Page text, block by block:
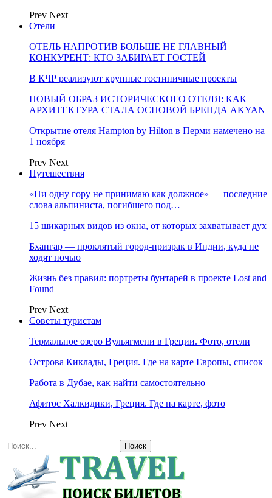
Prev Next
Отели
ОТЕЛЬ НАПРОТИВ БОЛЬШЕ НЕ ГЛАВНЫЙ
КОНКУРЕНТ: КТО ЗАБИРАЕТ ГОСТЕЙ
В КЧР реализуют крупные гостиничные проекты
НОВЫЙ ОБРАЗ ИСТОРИЧЕСКОГО ОТЕЛЯ: КАК
АРХИТЕКТУРА СТАЛА ОСНОВОЙ БРЕНДА AKYAN
Открытие отеля Hampton by Hilton в Перми намечено на
1 ноября
Prev Next
Путешествия
«Ни одну гору не принимаю как должное» — последние
слова альпиниста, погибшего под…
15 шикарных видов из окна, от которых захватывает дух
Бхангар — проклятый город-призрак в Индии, куда не
ходят ночью
Жизнь без правил: портреты бунтарей в проекте Lost and
Found
Prev Next
Советы туристам
Термальное озеро Вульягмени в Греции. Фото, отели
Острова Киклады, Греция. Где на карте Европы, список
Работа в Дубае, как найти самостоятельно
Афитос Халкидики, Греция. Где на карте, фото
Prev Next